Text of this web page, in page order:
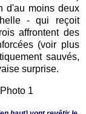
d'au moins deux
- qui reçoit
affrontent des
(voir plus
sauvés,
surprise.